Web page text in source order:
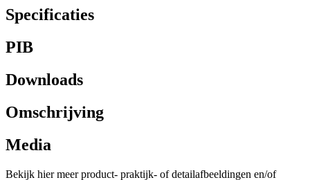
Specificaties
PIB
Downloads
Omschrijving
Media
Bekijk hier meer product- praktijk- of detailafbeeldingen en/of